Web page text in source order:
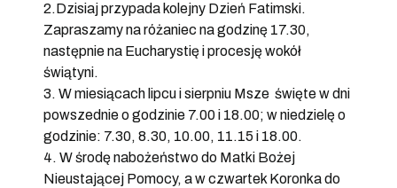
2.Dzisiaj przypada kolejny Dzień Fatimski.
Zapraszamy na różaniec na godzinę 17.30,
następnie na Eucharystię i procesję wokół
świątyni.
3. W miesiącach lipcu i sierpniu Msze święte w dni
powszednie o godzinie 7.00 i 18.00; w niedzielę o
godzinie: 7.30, 8.30, 10.00, 11.15 i 18.00.
4. W środę nabożeństwo do Matki Bożej
Nieustającej Pomocy, a w czwartek Koronka do